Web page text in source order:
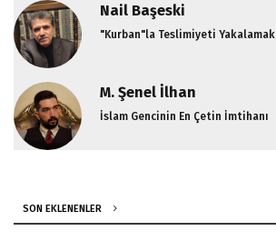
Nail Başeski
"Kurban"la Teslimiyeti Yakalamak
M. Şenel İlhan
İslam Gencinin En Çetin İmtihanı
SON EKLENENLER